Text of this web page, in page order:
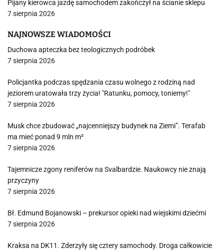
Pijany kierowca jazdę samochodem zakończył na ścianie sklepu
7 sierpnia 2026
NAJNOWSZE WIADOMOŚCI
Duchowa apteczka bez teologicznych podróbek
7 sierpnia 2026
Policjantka podczas spędzania czasu wolnego z rodziną nad
jeziorem uratowała trzy życia! "Ratunku, pomocy, toniemy!"
7 sierpnia 2026
Musk chce zbudować „najcenniejszy budynek na Ziemi”. Terafab
ma mieć ponad 9 mln m²
7 sierpnia 2026
Tajemnicze zgony reniferów na Svalbardzie. Naukowcy nie znają
przyczyny
7 sierpnia 2026
Bł. Edmund Bojanowski – prekursor opieki nad wiejskimi dziećmi
7 sierpnia 2026
Kraksa na DK11. Zderzyły się cztery samochody. Droga całkowicie